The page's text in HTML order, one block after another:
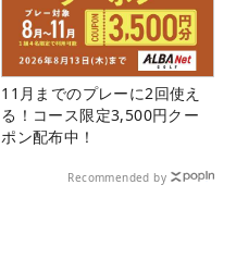
11月までのプレーに2回使え
る！コース限定3,500円クー
ポン配布中！
Recommended by